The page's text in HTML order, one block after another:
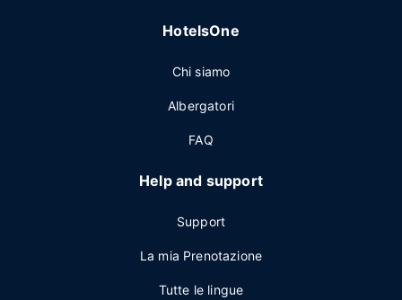
HotelsOne
Chi siamo
Albergatori
FAQ
Help and support
Support
La mia Prenotazione
Tutte le lingue